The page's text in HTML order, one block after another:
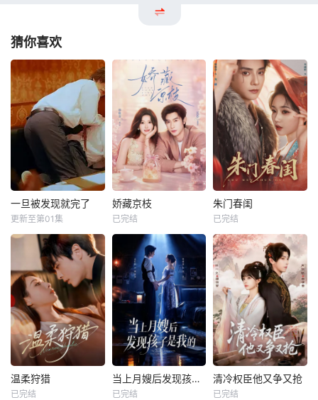
猜你喜欢
一旦被发现就完了
更新至第01集
娇藏京枝
已完结
朱门春闺
已完结
温柔狩猎
已完结
当上月嫂后发现孩子是我的
已完结
清冷权臣他又争又抢
已完结